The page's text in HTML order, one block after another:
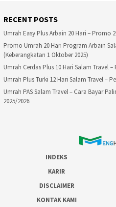
RECENT POSTS
Umrah Easy Plus Arbain 20 Hari – Promo
Promo Umrah 20 Hari Program Arbain
(Keberangkatan 1 Oktober 2025)
Umrah Cerdas Plus 10 Hari Salam Travel
Umrah Plus Turki 12 Hari Salam Travel –
Umrah PAS Salam Travel – Cara Bayar
2025/2026
INDEKS
KARIR
DISCLAIMER
KONTAK KAMI